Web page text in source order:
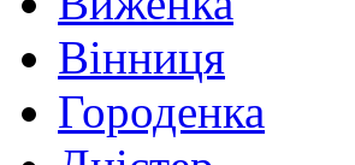
Вінниця
Городенка